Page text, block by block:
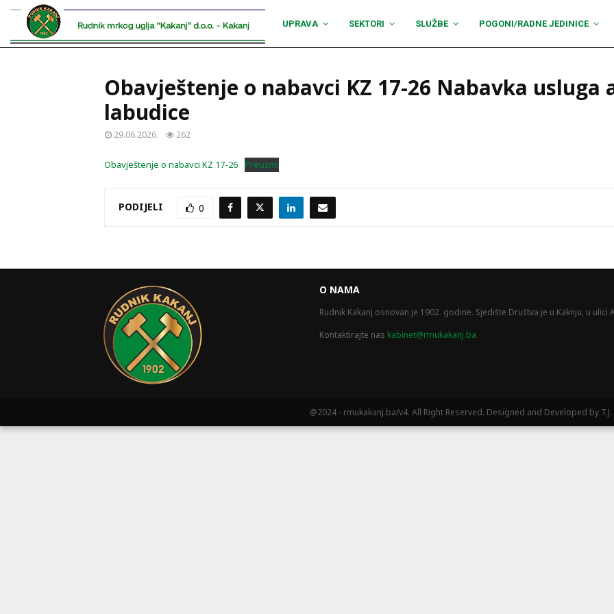
UPRAVA SEKTORI SLUŽBE POGONI/RADNE JEDINICE
Obavještenje o nabavci KZ 17-26 Nabavka usluga
labudice
29.06.2026. 262
Obavještenje o nabavci KZ 17-26 Preuzmi
PODIJELI 0
O NAMA
Rudnik Kakanj osnovan je 1902. godine. Sjedište Društva je u Kaknju, u ulici
Kontaktirajte nas kabinet@rmukakanj.ba
@2024 - rmukakanj.ba/v4. All Right Reserved. Designed and Developed by T.J.